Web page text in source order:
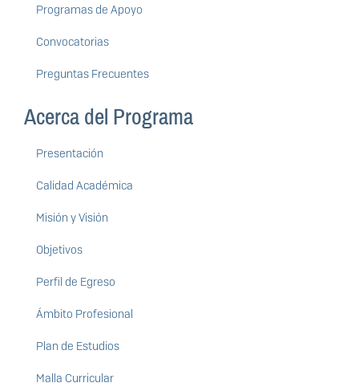
Programas de Apoyo
Convocatorias
Preguntas Frecuentes
Acerca del Programa
Presentación
Calidad Académica
Misión y Visión
Objetivos
Perfil de Egreso
Ámbito Profesional
Plan de Estudios
Malla Curricular